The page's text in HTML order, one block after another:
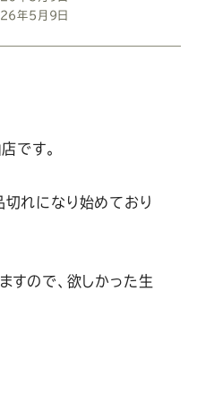
の
式
LINE
年5月9日
です。
れになり始めており
すので、欲しかった生